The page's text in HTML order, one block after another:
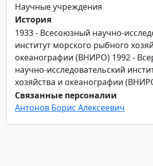
Научные учреждения
История
1933 - Всесоюзный научно-
институт морского рыбного
океанографии (ВНИРО) 1992 -
научно-исследовательский
хозяйства и океанографии
Связанные персоналии
Антонов Борис Алексеевич